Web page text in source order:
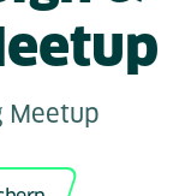
Meetup